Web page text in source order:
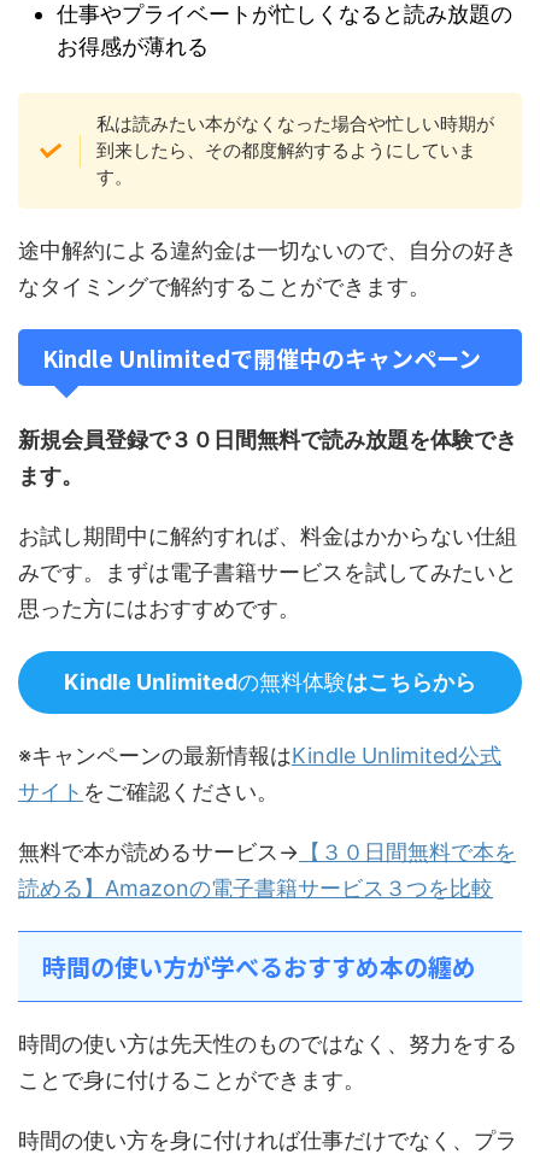
仕事やプライベートが忙しくなると読み放題の
お得感が薄れる
私は読みたい本がなくなった場合や忙しい時期が
到来したら、その都度解約するようにしていま
す。
途中解約による違約金は一切ないので、自分の好き
なタイミングで解約することができます。
Kindle Unlimitedで開催中のキャンペーン
新規会員登録で３０日間無料で読み放題を体験でき
ます。
お試し期間中に解約すれば、料金はかからない仕組
みです。まずは電子書籍サービスを試してみたいと
思った方にはおすすめです。
Kindle Unlimitedの無料体験はこちらから
※キャンペーンの最新情報はKindle Unlimited公式
サイト をご確認ください。
無料で本が読めるサービス→ 【３０日間無料で本を
読める】Amazonの電子書籍サービス３つを比較
時間の使い方が学べるおすすめ本の纏め
時間の使い方は先天性のものではなく、努力をする
ことで身に付けることができます。
時間の使い方を身に付ければ仕事だけでなく、プラ